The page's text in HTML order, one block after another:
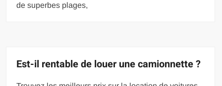
de superbes plages,
Est-il rentable de louer une camionnette ?